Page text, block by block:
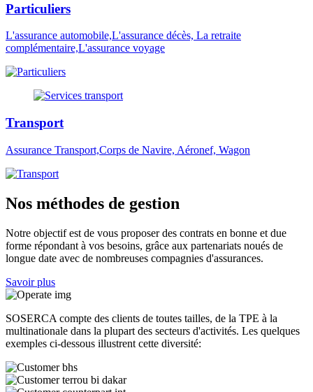
Particuliers
L'assurance automobile,L'assurance décès, La retraite
complémentaire,L'assurance voyage
Transport
Assurance Transport,Corps de Navire, Aéronef, Wagon
Nos méthodes de gestion
Notre objectif est de vous proposer des contrats en bonne et due
forme répondant à vos besoins, grâce aux partenariats noués de
longue date avec de nombreuses compagnies d'assurances.
Savoir plus
SOSERCA compte des clients de toutes tailles, de la TPE à la
multinationale dans la plupart des secteurs d'activités. Les quelques
exemples ci-dessous illustrent cette diversité: